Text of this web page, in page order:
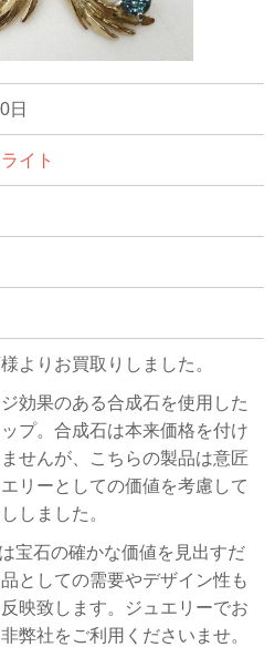
日
イト
よりお買取りしました。
効果のある合成石を使用した
プ。合成石は本来価格を付け
せんが、こちらの製品は意匠
リーとしての価値を考慮して
しました。
宝石の確かな価値を見出すだ
としての需要やデザイン性も
映致します。ジュエリーでお
弊社をご利用くださいませ。